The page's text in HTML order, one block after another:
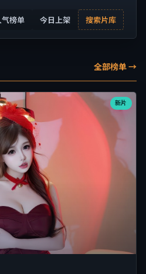
气榜单 今日上架 搜索片库
全部榜单 →
新片